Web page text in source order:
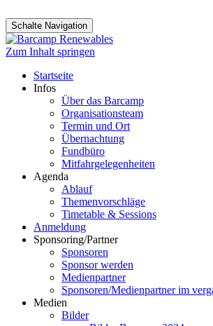
Schalte Navigation
Zum Inhalt springen
Startseite
Infos
Über das Barcamp
Organisationsteam
Termin und Ort
Übernachtung
Fundbüro
Mitfahrgelegenheiten
Agenda
Ablauf
Themenvorschläge
Timetable & Sessions
Anmeldung
Sponsoring/Partner
Sponsoren
Sponsor werden
Medienpartner
Sponsoren/Medienpartner im
Medien
Bilder